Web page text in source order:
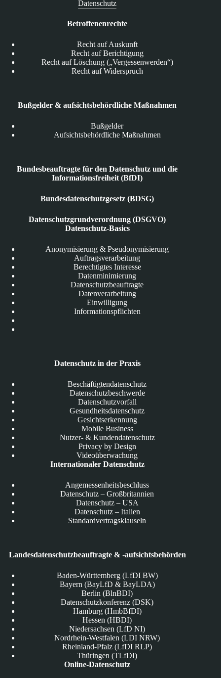
Datenschutz
Betroffenenrechte
Recht auf Auskunft
Recht auf Berichtigung
Recht auf Löschung („Vergessenwerden“)
Recht auf Widerspruch
Bußgelder & aufsichtsbehördliche Maßnahmen
Bußgelder
Aufsichtsbehördliche Maßnahmen
Bundesbeauftragte für den Datenschutz und die
Informationsfreiheit (BfDI)
Bundesdatenschutzgesetz (BDSG)
Datenschutzgrundverordnung (DSGVO)
Datenschutz-Basics
Anonymisierung & Pseudonymisierung
Auftragsverarbeitung
Berechtigtes Interesse
Datenminimierung
Datenschutzbeauftragte
Datenverarbeitung
Einwilligung
Informationspflichten
Datenschutz in der Praxis
Beschäftigtendatenschutz
Datenschutzbeschwerde
Datenschutzvorfall
Gesundheitsdatenschutz
Gesichtserkennung
Mobile Business
Nutzer- & Kundendatenschutz
Privacy by Design
Videoüberwachung
Internationaler Datenschutz
Angemessenheitsbeschluss
Datenschutz – Großbritannien
Datenschutz – USA
Datenschutz – Italien
Standardvertragsklauseln
Landesdatenschutzbeauftragte & -aufsichtsbehörden
Baden-Württemberg (LfDI BW)
Bayern (BayLfD & BayLDA)
Berlin (BlnBDI)
Datenschutzkonferenz (DSK)
Hamburg (HmbBfDI)
Hessen (HBDI)
Niedersachsen (LfD NI)
Nordrhein-Westfalen (LDI NRW)
Rheinland-Pfalz (LfDI RLP)
Thüringen (TLfDI)
Online-Datenschutz